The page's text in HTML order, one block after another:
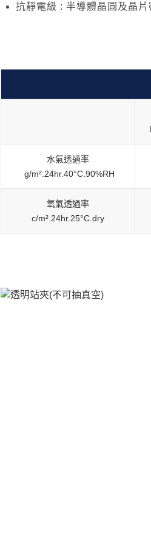
抗靜電級 : 半導體晶圓及晶
水氣透過率
g/m².24hr.40°C.90%RH
氧氣透過率
c/m².24hr.25°C.dry